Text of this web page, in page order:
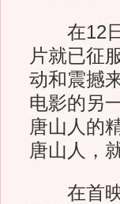
在12日
片就已征
动和震撼
电影的另
唐山人的
唐山人，
在首映